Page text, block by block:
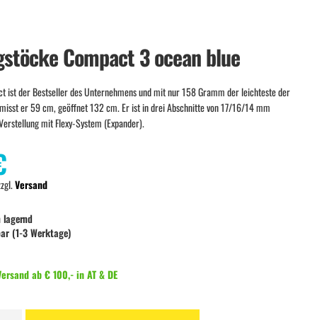
Compact 3 ocean blue
ist der Bestseller des Unternehmens und mit nur 158 Gramm der leichteste der
er 59 cm, geöffnet 132 cm. Er ist in drei Abschnitte von 17/16/14 mm
mit Flexy-System (Expander).
Versand
lagernd
(1-3 Werktage)
ab € 100,- in AT & DE